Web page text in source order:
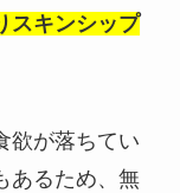
スキンシップ
欲が落ちてい
あるため、無